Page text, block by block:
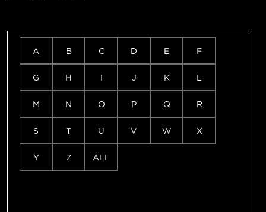
A B C D E F
G H I J K L
M N O P Q R
S T U V W X
Y Z ALL